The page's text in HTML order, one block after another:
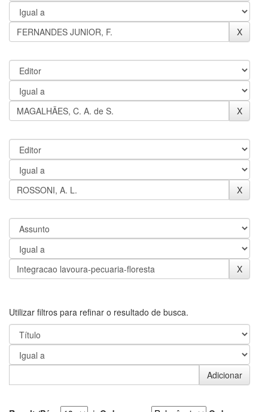
Utilizar filtros para refinar o resultado de busca.